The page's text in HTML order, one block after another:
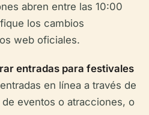
abren entre las 10:00
los cambios
web oficiales.
entradas para festivales
en línea a través de
eventos o atracciones, o